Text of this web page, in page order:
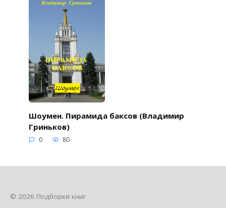
Шоумен. Пирамида баксов (Владимир
Гриньков)
0 80
© 2026 Подборки книг